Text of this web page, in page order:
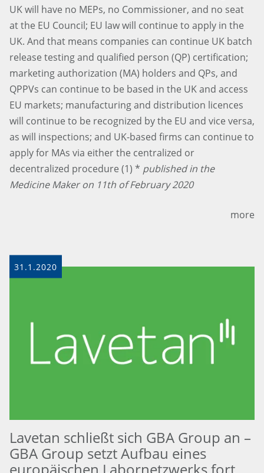
UK will have no MEPs, no Commissioner, and no seat
at the EU Council; EU law will continue to apply in the
UK. And that means companies can continue UK batch
release testing and qualified person (QP) certification;
marketing authorization (MA) holders and QPs, and
QPPVs can continue to be based in the UK and access
EU markets; manufacturing and distribution licences
will continue to be recognized by the EU and vice versa,
as will inspections; and UK-based firms can continue to
apply for MAs via either the centralized or
decentralized procedure (1) * published in the
Medicine Maker on 11th of February 2020
more
31.1.2020
Lavetan schließt sich GBA Group an –
GBA Group setzt Aufbau eines